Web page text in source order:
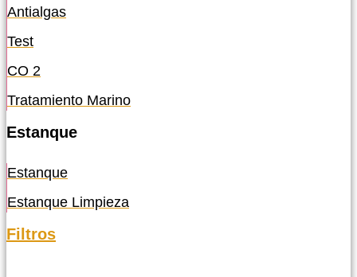
Antialgas
Test
CO 2
Tratamiento Marino
Estanque
Estanque
Estanque Limpieza
Filtros